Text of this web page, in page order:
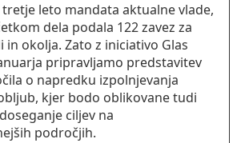
leto mandata aktualne vlade,
dela podala 122 zavez za
okolja. Zato z iniciativo Glas
pripravljamo predstavitev
o napredku izpolnjevanja
kjer bodo oblikovane tudi
ciljev na
področjih.